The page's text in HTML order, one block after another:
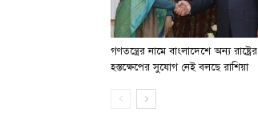
গণতন্ত্রের নামে বাংলাদেশে অন্য রাষ্ট্রের
হস্তক্ষেপের সুযোগ নেই বলছে রাশিয়া